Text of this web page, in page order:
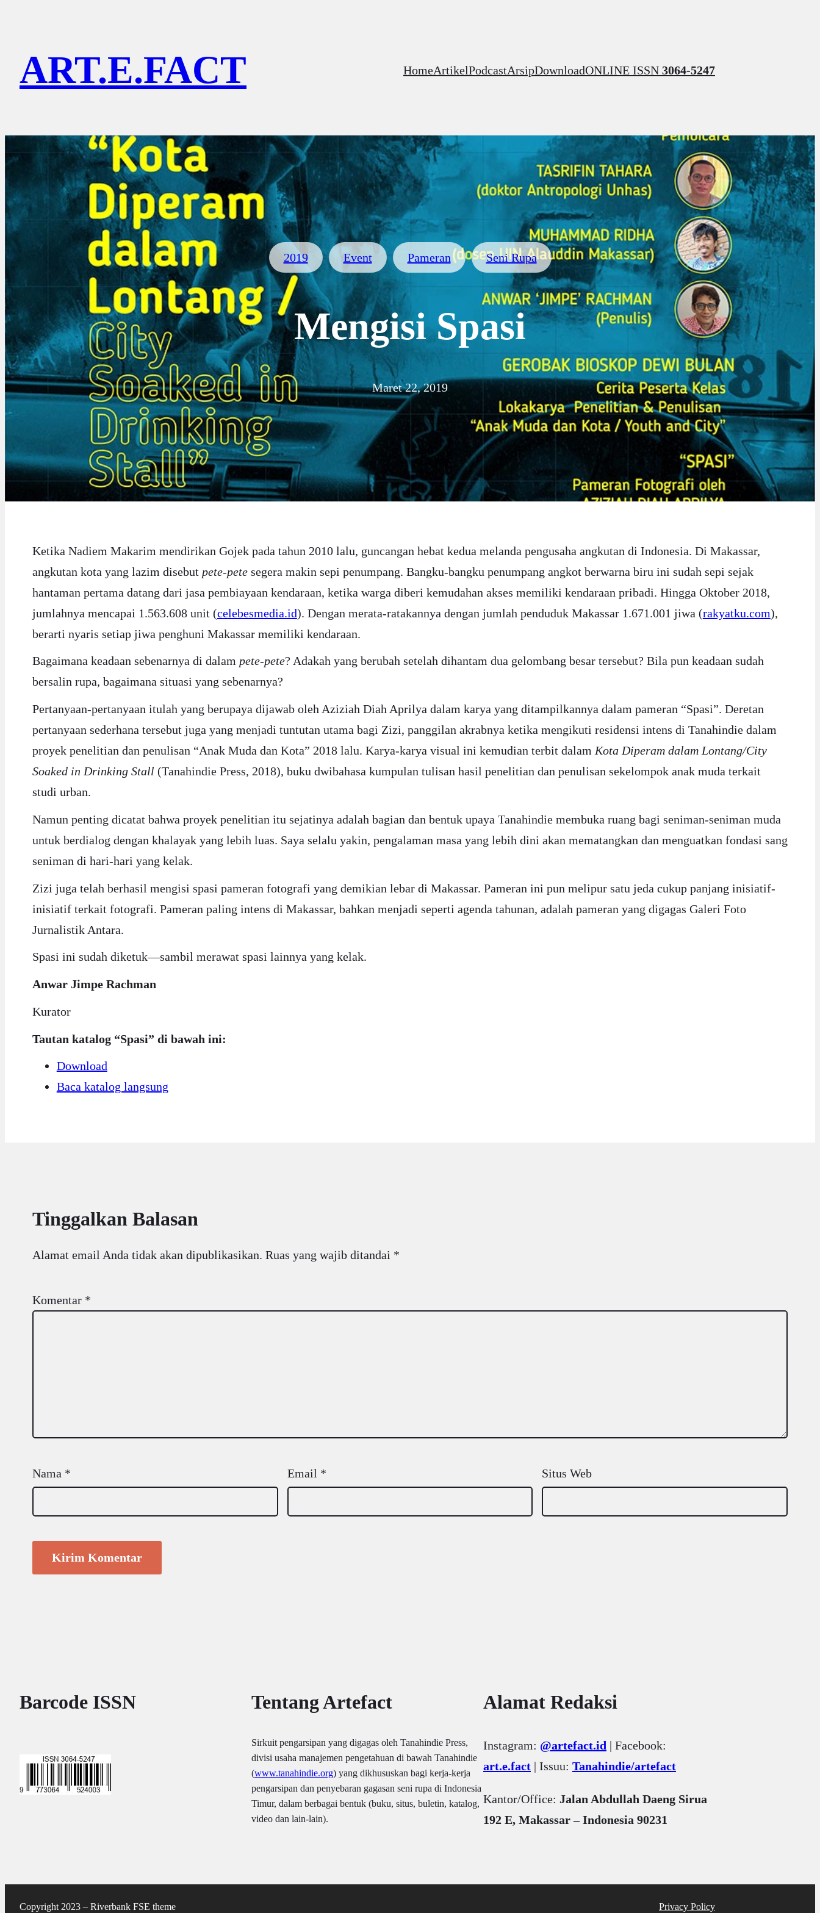
konten
ART.E.FACT HomeArtikelPodcastArsipDownloadONLINE ISSN 3064-5247
2019 Event Pameran Seni Rupa
Mengisi Spasi
Maret 22, 2019
Ketika Nadiem Makarim mendirikan Gojek pada tahun 2010 lalu, guncangan hebat kedua melanda pengusaha angkutan di Indonesia. Di Makassar,
angkutan kota yang lazim disebut pete-pete segera makin sepi penumpang. Bangku-bangku penumpang angkot berwarna biru ini sudah sepi sejak
hantaman pertama datang dari jasa pembiayaan kendaraan, ketika warga diberi kemudahan akses memiliki kendaraan pribadi. Hingga Oktober 2018,
jumlahnya mencapai 1.563.608 unit (celebesmedia.id). Dengan merata-ratakannya dengan jumlah penduduk Makassar 1.671.001 jiwa (rakyatku.com),
berarti nyaris setiap jiwa penghuni Makassar memiliki kendaraan.
Bagaimana keadaan sebenarnya di dalam pete-pete? Adakah yang berubah setelah dihantam dua gelombang besar tersebut? Bila pun keadaan sudah
bersalin rupa, bagaimana situasi yang sebenarnya?
Pertanyaan-pertanyaan itulah yang berupaya dijawab oleh Aziziah Diah Aprilya dalam karya yang ditampilkannya dalam pameran “Spasi”. Deretan
pertanyaan sederhana tersebut juga yang menjadi tuntutan utama bagi Zizi, panggilan akrabnya ketika mengikuti residensi intens di Tanahindie dalam
proyek penelitian dan penulisan “Anak Muda dan Kota” 2018 lalu. Karya-karya visual ini kemudian terbit dalam Kota Diperam dalam Lontang/City
Soaked in Drinking Stall (Tanahindie Press, 2018), buku dwibahasa kumpulan tulisan hasil penelitian dan penulisan sekelompok anak muda terkait
studi urban.
Namun penting dicatat bahwa proyek penelitian itu sejatinya adalah bagian dan bentuk upaya Tanahindie membuka ruang bagi seniman-seniman muda
untuk berdialog dengan khalayak yang lebih luas. Saya selalu yakin, pengalaman masa yang lebih dini akan mematangkan dan menguatkan fondasi sang
seniman di hari-hari yang kelak.
Zizi juga telah berhasil mengisi spasi pameran fotografi yang demikian lebar di Makassar. Pameran ini pun melipur satu jeda cukup panjang inisiatif-
inisiatif terkait fotografi. Pameran paling intens di Makassar, bahkan menjadi seperti agenda tahunan, adalah pameran yang digagas Galeri Foto
Jurnalistik Antara.
Spasi ini sudah diketuk—sambil merawat spasi lainnya yang kelak.
Anwar Jimpe Rachman
Kurator
Tautan katalog “Spasi” di bawah ini:
Download
Baca katalog langsung
Tinggalkan Balasan
Alamat email Anda tidak akan dipublikasikan. Ruas yang wajib ditandai *
Komentar *
Nama * Email * Situs Web
Barcode ISSN Tentang Artefact
Sirkuit pengarsipan yang digagas oleh Tanahindie Press,
divisi usaha manajemen pengetahuan di bawah Tanahindie
(www.tanahindie.org) yang dikhususkan bagi kerja-kerja
pengarsipan dan penyebaran gagasan seni rupa di Indonesia
Timur, dalam berbagai bentuk (buku, situs, buletin, katalog,
video dan lain-lain).
Alamat Redaksi
Instagram: @artefact.id | Facebook:
art.e.fact | Issuu: Tanahindie/artefact
Kantor/Office: Jalan Abdullah Daeng Sirua
192 E, Makassar – Indonesia 90231
Copyright 2023 – Riverbank FSE theme Privacy Policy